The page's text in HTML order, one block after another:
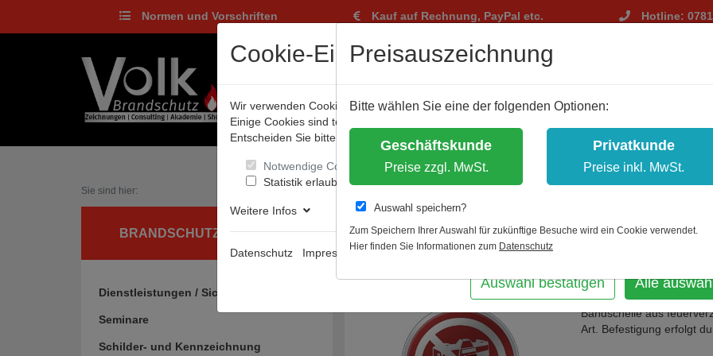
Normen und Vorschriften Kauf auf Rechnung, PayPal etc. Hotline:
Sie sind hier:
BRANDSCHUTZ UND MEHR
Dienstleistungen / Sicherheitsgrafiken
Seminare
Schilder- und Kennzeichnung
Zur Übersicht Artikel zurück
Bandschelle
Bandschelle aus
Art. Befestigung erfolgt
Cookie-Einstellungen
Wir verwenden Cookies, um Ihnen ein optimales Einkaufserlebnis zu bieten.
Einige Cookies sind technisch notwendig, andere dienen zu anonymen Statistikzwecken.
Entscheiden Sie bitte selbst, welche Cookies Sie akzeptieren.
Notwendige Cookies erlauben
Statistik erlauben
Weitere Infos
Datenschutz Impressum
Auswahl bestätigen Alle
Preisauszeichnung
Bitte wählen Sie eine der folgenden Optionen:
Geschäftskunde
Preise zzgl. MwSt.
Privatkunde
Preise inkl. MwSt.
Auswahl speichern?
Zum Speichern Ihrer Auswahl für zukünftige Besuche wird ein Cookie verwendet.
Hier finden Sie Informationen zum Datenschutz